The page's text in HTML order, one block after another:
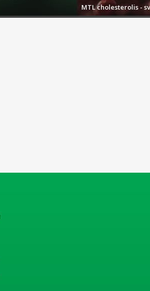
MTL cholesterolis -